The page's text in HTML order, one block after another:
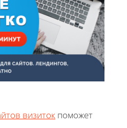
визиток поможет